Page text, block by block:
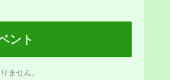
ント
ません。